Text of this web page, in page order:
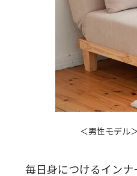
＜男性モデル
毎日身につけるイン